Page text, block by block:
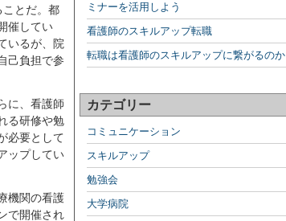
ことだ。都
催してい
いるが、院
己負担で参
に、看護師
る研修や勉
必要として
ップしてい
機関の看護
で開催され
ミナーを活用しよう
看護師のスキルアップ転職
転職は看護師のスキルアップに繋がるのか
カテゴリー
コミュニケーション
スキルアップ
勉強会
大学病院